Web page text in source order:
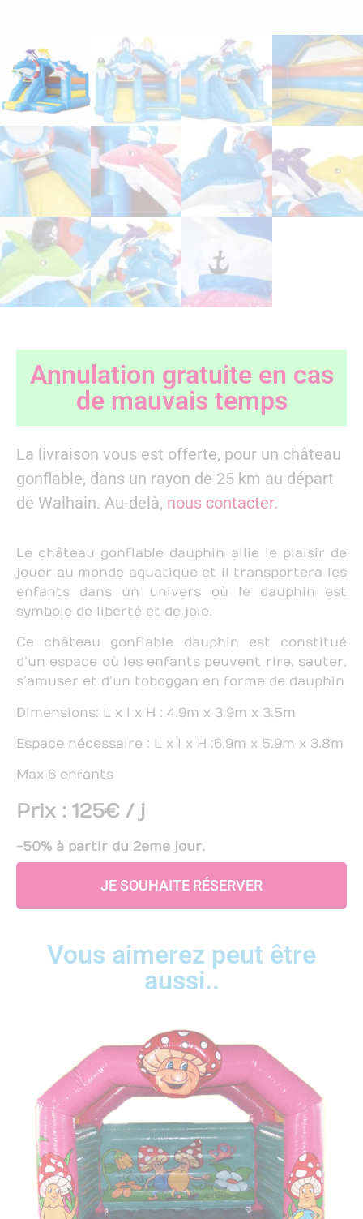
Annulation gratuite en cas
de mauvais temps
La livraison vous est offerte, pour un château
gonflable, dans un rayon de 25 km au départ
de Walhain. Au-delà, nous contacter.
Le château gonflable dauphin allie le plaisir de
jouer au monde aquatique et il transportera les
enfants dans un univers où le dauphin est
symbole de liberté et de joie.
Ce château gonflable dauphin est constitué
d’un espace où les enfants peuvent rire, sauter,
s’amuser et d’un toboggan en forme de dauphin
Dimensions: L x l x H : 4.9m x 3.9m x 3.5m
Espace nécessaire : L x l x H :6.9m x 5.9m x 3.8m
Max 6 enfants
Prix : 125€ / j
-50% à partir du 2eme jour.
JE SOUHAITE RÉSERVER
Vous aimerez peut être
aussi..